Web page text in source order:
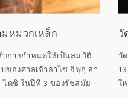
หมวกเหล็ก
การกำหนดให้เป็นสมบัติ
ของศาลเจ้าอาไซ จิฟุกุ อา
วั
วั
ใ